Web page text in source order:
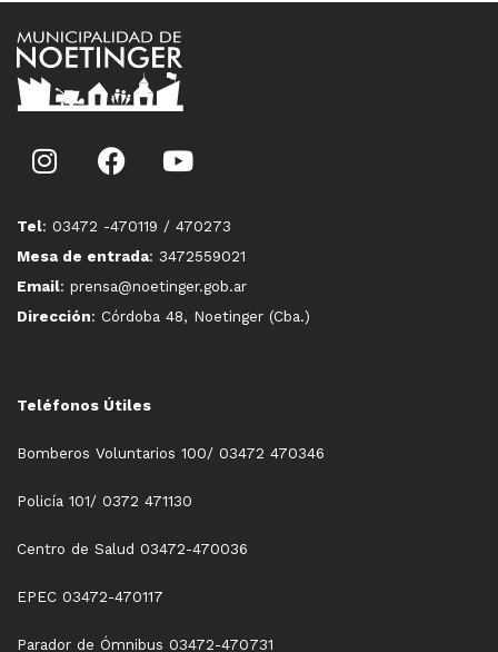
Tel: 03472 -470119 / 470273
Mesa de entrada: 3472559021
Email: prensa@noetinger.gob.ar
Dirección: Córdoba 48, Noetinger (Cba.)
Teléfonos Útiles
Bomberos Voluntarios 100/ 03472 470346
Policía 101/ 0372 471130
Centro de Salud 03472-470036
EPEC 03472-470117
Parador de Ómnibus 03472-470731